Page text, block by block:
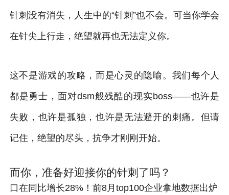
针刺没有消失，人生中的“针刺”也不会。可当你学会
在针尖上行走，绝望就再也无法定义你。
这不是游戏的攻略，而是心灵的隐喻。我们每个人
都是勇士，面对dsm般残酷的现实boss——也许是
失败，也许是孤独，也许是无法避开的刺痛。但请
记住，绝望的尽头，抗争才刚刚开始。
而你，准备好迎接你的针刺了吗？
口在同比增长28%！前8月top100企业拿地数据出炉